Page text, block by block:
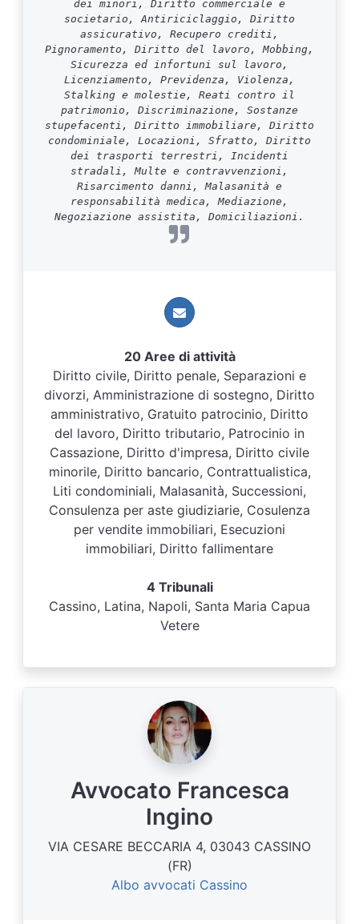
dei minori, Diritto commerciale e
societario, Antiriciclaggio, Diritto
assicurativo, Recupero crediti,
Pignoramento, Diritto del lavoro, Mobbing,
Sicurezza ed infortuni sul lavoro,
Licenziamento, Previdenza, Violenza,
Stalking e molestie, Reati contro il
patrimonio, Discriminazione, Sostanze
stupefacenti, Diritto immobiliare, Diritto
condominiale, Locazioni, Sfratto, Diritto
dei trasporti terrestri, Incidenti
stradali, Multe e contravvenzioni,
Risarcimento danni, Malasanità e
responsabilità medica, Mediazione,
Negoziazione assistita, Domiciliazioni.
20 Aree di attività
Diritto civile, Diritto penale, Separazioni e
divorzi, Amministrazione di sostegno, Diritto
amministrativo, Gratuito patrocinio, Diritto
del lavoro, Diritto tributario, Patrocinio in
Cassazione, Diritto d'impresa, Diritto civile
minorile, Diritto bancario, Contrattualistica,
Liti condominiali, Malasanità, Successioni,
Consulenza per aste giudiziarie, Cosulenza
per vendite immobiliari, Esecuzioni
immobiliari, Diritto fallimentare
4 Tribunali
Cassino, Latina, Napoli, Santa Maria Capua
Vetere
Avvocato Francesca
Ingino
VIA CESARE BECCARIA 4, 03043 CASSINO
(FR)
Albo avvocati Cassino